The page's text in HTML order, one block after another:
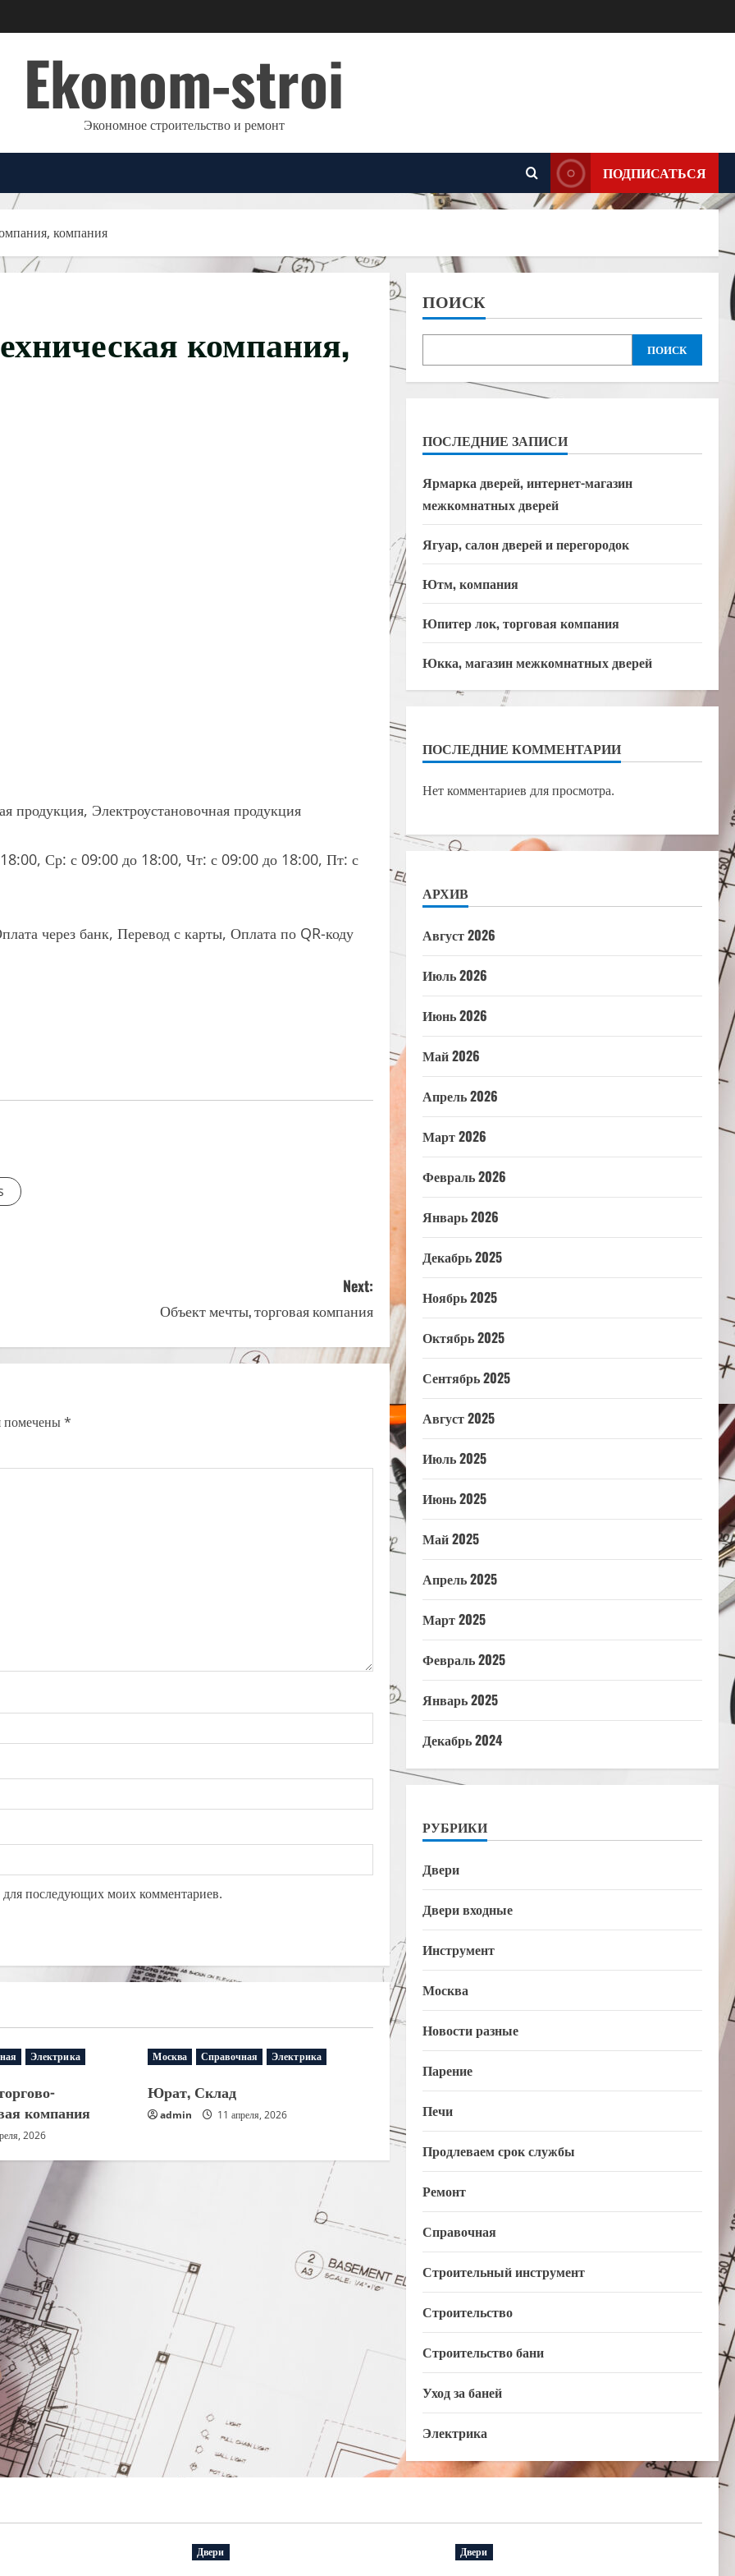
Ekonom-stroi
Экономное строительство и ремонт
ПОДПИСАТЬСЯ
компания
компания,
продукция, Электроустановочная продукция
Ср: с 09:00 до 18:00, Чт: с 09:00 до 18:00, Пт: с
через банк, Перевод с карты, Оплата по QR-коду
Next:
Объект мечты, торговая компания
помечены*
последующих моих комментариев.
Электрика
компания
2026
Москва Справочная Электрика
Юрат, Склад
admin 11 апреля, 2026
ПОИСК
ПОИСК
ПОСЛЕДНИЕ ЗАПИСИ
Ярмарка дверей, интернет-магазин
межкомнатных дверей
Ягуар, салон дверей и перегородок
Ютм, компания
Юпитер лок, торговая компания
Юкка, магазин межкомнатных дверей
ПОСЛЕДНИЕ КОММЕНТАРИИ
Нет комментариев для просмотра.
АРХИВ
Август 2026
Июль 2026
Июнь 2026
Май 2026
Апрель 2026
Март 2026
Февраль 2026
Январь 2026
Декабрь 2025
Ноябрь 2025
Октябрь 2025
Сентябрь 2025
Август 2025
Июль 2025
Июнь 2025
Май 2025
Апрель 2025
Март 2025
Февраль 2025
Январь 2025
Декабрь 2024
РУБРИКИ
Двери
Двери входные
Инструмент
Москва
Новости разные
Парение
Печи
Продлеваем срок службы
Ремонт
Справочная
Строительный инструмент
Строительство
Строительство бани
Уход за баней
Электрика
Двери Двери